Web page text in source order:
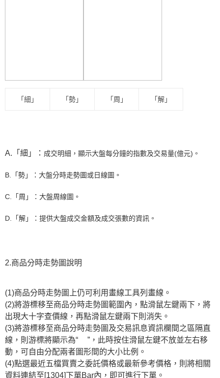
「細」 「勢」 「周」 「解」
A.「細」： 成交明細，顯示大盤每分鐘的指數及交易量(億元)。
B.「勢」： 大盤分時走勢圖或日線圖。
C.「周」： 大盤周線圖。
D.「解」： 提供大盤成交金額及成交張數的資訊。
2.商品分時走勢圖說明
(1)商品分時走勢圖上仍可利用畫線工具列畫線。
(2)將游標移至商品分時走勢圖範圍內，點滑鼠左鍵兩下，將
出現大十字查價線，再點滑鼠左鍵兩下則消失。
(3)將游標移至商品分時走勢圖及交易訊息資訊欄間之區隔直
線，則游標將顯示為“
”，此時按住滑鼠左鍵不放並左右移
動，可自由分配兩者圖形間的大小比例。
(4)點選最近五檔買賣之委託價格或最新參考價格，則將相關
資料連結至[1304]下單Bar內，即可進行下單。